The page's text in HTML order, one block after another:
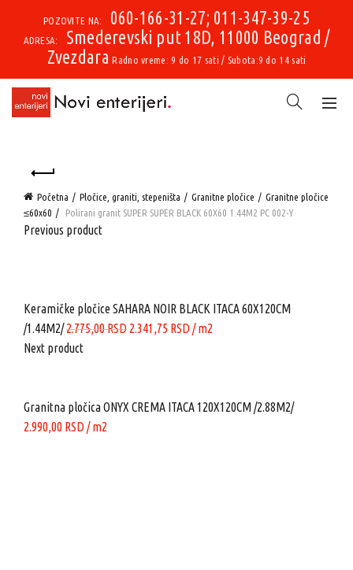
POZOVITE NA: 060-166-31-27; 011-347-39-25
ADRESA:
Smederevski put 18D, 11000 Beograd /
Zvezdara Radno vreme: 9 do 17 sati / Subota:9 do 14 sati
Početna Pločice, graniti, stepeništa Granitne pločice
Granitne pločice
≤60x60
Polirani granit SUPER SUPER BLACK 60X60 1.44M2 PC 002-Y
Previous product
Keramičke pločice SAHARA NOIR BLACK ITACA 60X120CM
/1.44M2/2.775,00RSD Originalna
2.775,00 RSD.
2.341,75 RSDTrenutna
/ m2
Next product
Granitna pločica ONYX CREMA ITACA 120X120CM /2.88M2/
2.990,00 RSD/ m2